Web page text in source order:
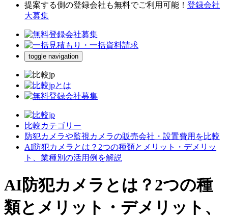
提案する側の登録会社も無料でご利用可能！ 登録会社
大募集
toggle navigation
比較カテゴリー
防犯カメラや監視カメラの販売会社・設置費用を比較
AI防犯カメラとは？2つの種類とメリット・デメリッ
ト、業種別の活用例を解説
AI防犯カメラとは？2つの種
類とメリット・デメリット、